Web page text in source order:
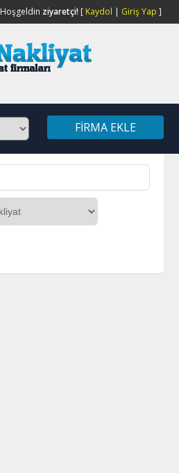
Hoşgeldin ziyaretçi![ Kaydol | Giriş Yap ]
FIRMA EKLE